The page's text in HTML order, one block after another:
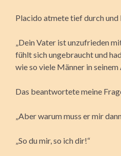
Placido atmete tief durch und
„Dein Vater ist unzufrieden
fühlt sich ungebraucht und
wie so viele Männer in seinem
Das beantwortete meine
„Aber warum muss er mir
„So du mir, so ich dir!“